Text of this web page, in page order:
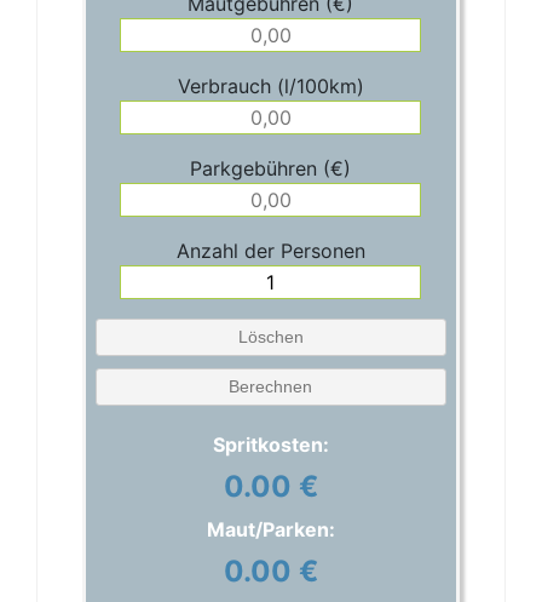
Verbrauch (l/100km)
Parkgebühren (€)
Anzahl der Personen
Löschen
Berechnen
Spritkosten:
0.00 €
Maut/Parken:
0.00 €